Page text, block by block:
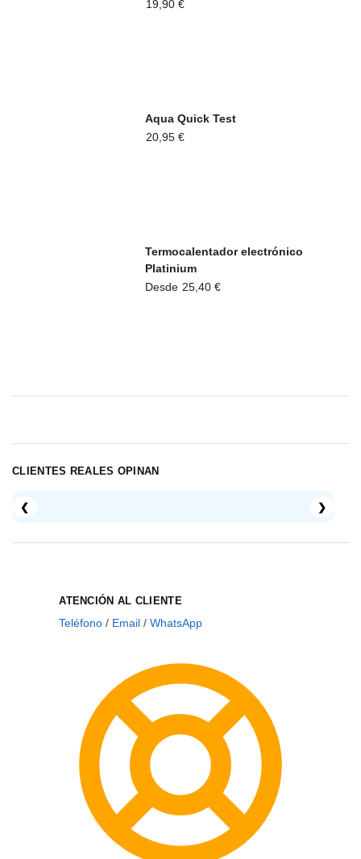
19,90 €
Aqua Quick Test
20,95 €
Termocalentador electrónico
Platinium
Desde 25,40 €
CLIENTES REALES OPINAN
❮ ❯
ATENCIÓN AL CLIENTE
Teléfono / Email /WhatsApp